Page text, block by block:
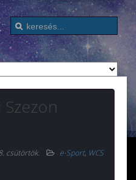
Szezon
csütörtök. e-Sport, WCS